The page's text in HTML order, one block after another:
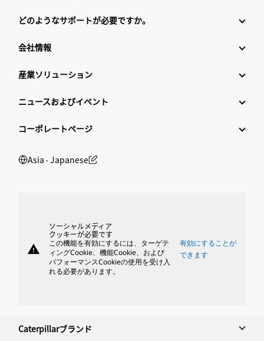
どのようなサポートが必要ですか。
会社情報
産業ソリューション
ニュースおよびイベント
コーポレートページ
Asia ‧ Japanese
warning
ソーシャルメディア
クッキーが必要です
この機能を有効にするには、ターゲテ
ィングCookie、機能Cookie、および
パフォーマンスCookieの使用を受け入
れる必要があります。
有効にすることが
できます
Caterpillarブランド